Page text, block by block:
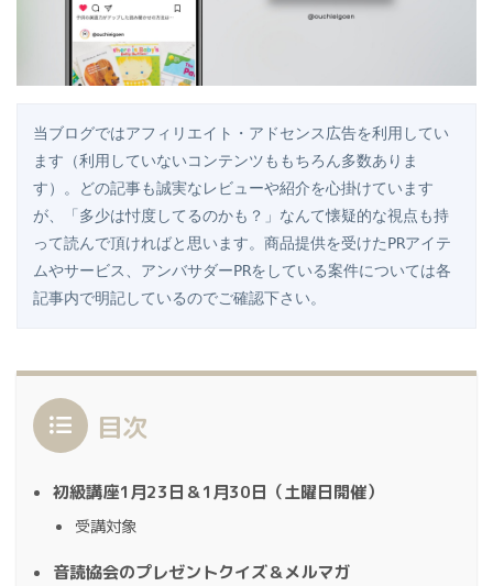
当ブログではアフィリエイト・アドセンス広告を利用してい
ます（利用していないコンテンツももちろん多数ありま
す）。どの記事も誠実なレビューや紹介を心掛けています
が、「多少は忖度してるのかも？」なんて懐疑的な視点も持
って読んで頂ければと思います。商品提供を受けたPRアイテ
ムやサービス、アンバサダーPRをしている案件については各
記事内で明記しているのでご確認下さい。
目次
初級講座1月23日＆1月30日（土曜日開催）
受講対象
音読協会のプレゼントクイズ＆メルマガ